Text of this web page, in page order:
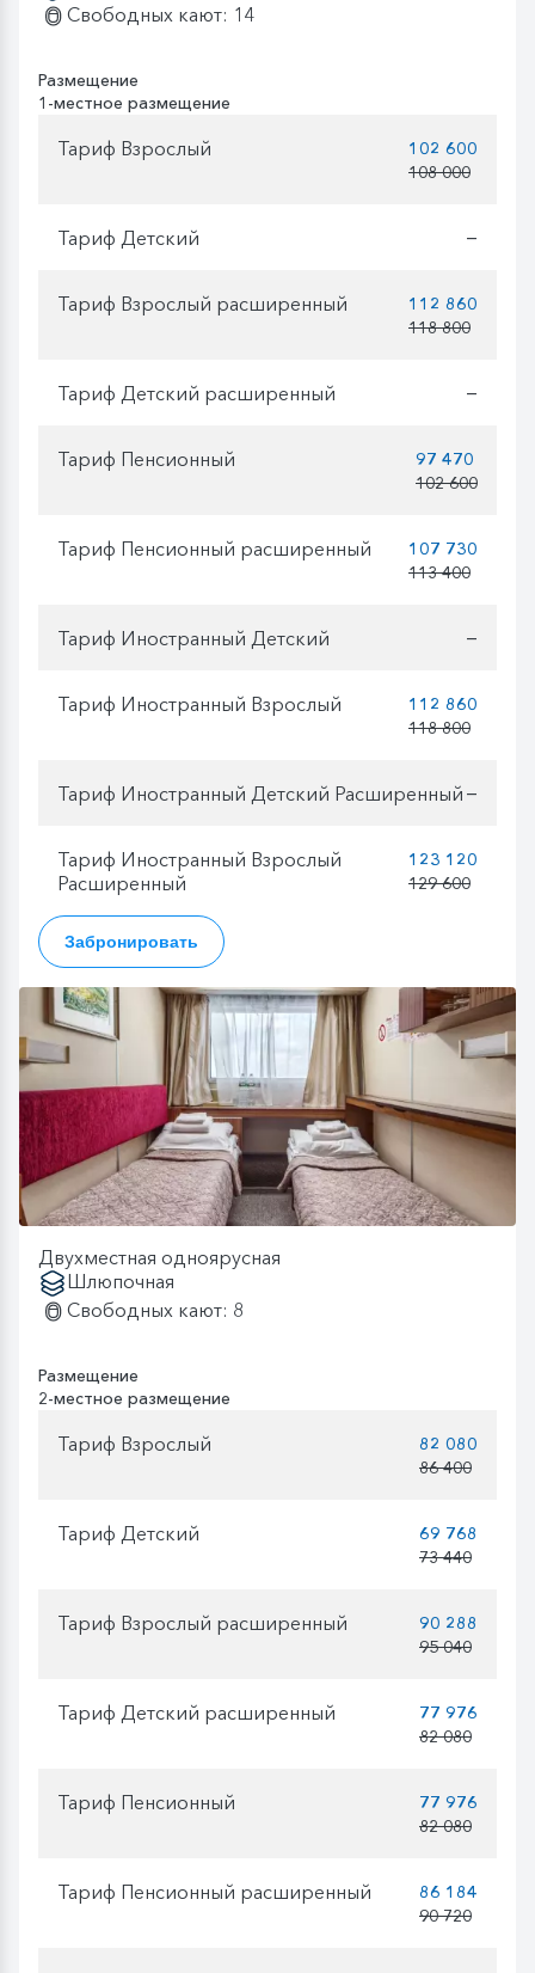
Свободных кают: 14
Размещение
1-местное размещение
Тариф Взрослый
102 600
108 000
Тариф Детский —
Тариф Взрослый расширенный
112 860
118 800
Тариф Детский расширенный —
Тариф Пенсионный
97 470
102 600
Тариф Пенсионный расширенный
107 730
113 400
Тариф Иностранный Детский —
Тариф Иностранный Взрослый
112 860
118 800
Тариф Иностранный Детский Расширенный —
Тариф Иностранный Взрослый
Расширенный
123 120
129 600
Забронировать
Двухместная одноярусная
Шлюпочная
Свободных кают: 8
Размещение
2-местное размещение
Тариф Взрослый
82 080
86 400
Тариф Детский
69 768
73 440
Тариф Взрослый расширенный
90 288
95 040
Тариф Детский расширенный
77 976
82 080
Тариф Пенсионный
77 976
82 080
Тариф Пенсионный расширенный
86 184
90 720